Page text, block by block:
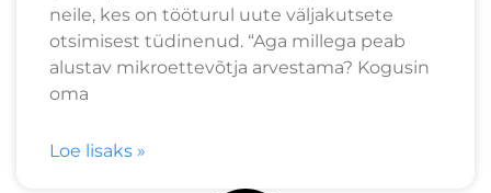
neile, kes on tööturul uute väljakutsete
otsimisest tüdinenud. “Aga millega peab
alustav mikroettevõtja arvestama? Kogusin
oma
Loe lisaks »